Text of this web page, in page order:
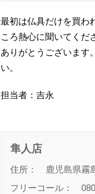
最初は仏具だけを買わ
ころ熱心に聞いてくだ
ありがとうございます
い。
担当者：吉永
隼人店
住所： 鹿児島県霧
フリーコール：